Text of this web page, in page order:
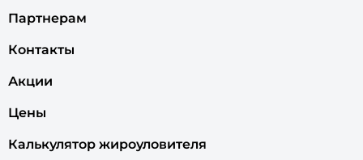
Партнерам
Контакты
Акции
Цены
Калькулятор жироуловителя